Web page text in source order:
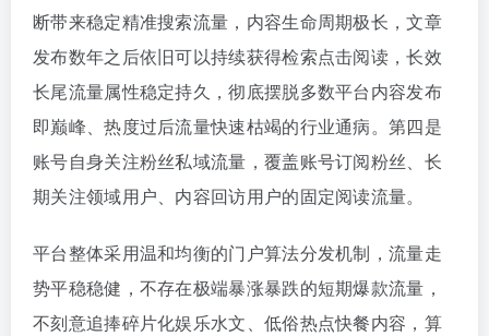
断带来稳定精准搜索流量，内容生命周期极长，文章
发布数年之后依旧可以持续获得检索点击阅读，长效
长尾流量属性稳定持久，彻底摆脱多数平台内容发布
即巅峰、热度过后流量快速枯竭的行业通病。第四是
账号自身关注粉丝私域流量，覆盖账号订阅粉丝、长
期关注领域用户、内容回访用户的固定阅读流量。
平台整体采用温和均衡的门户算法分发机制，流量走
势平稳稳健，不存在极端暴涨暴跌的短期爆款流量，
不刻意追捧碎片化娱乐水文、低俗热点快餐内容，算